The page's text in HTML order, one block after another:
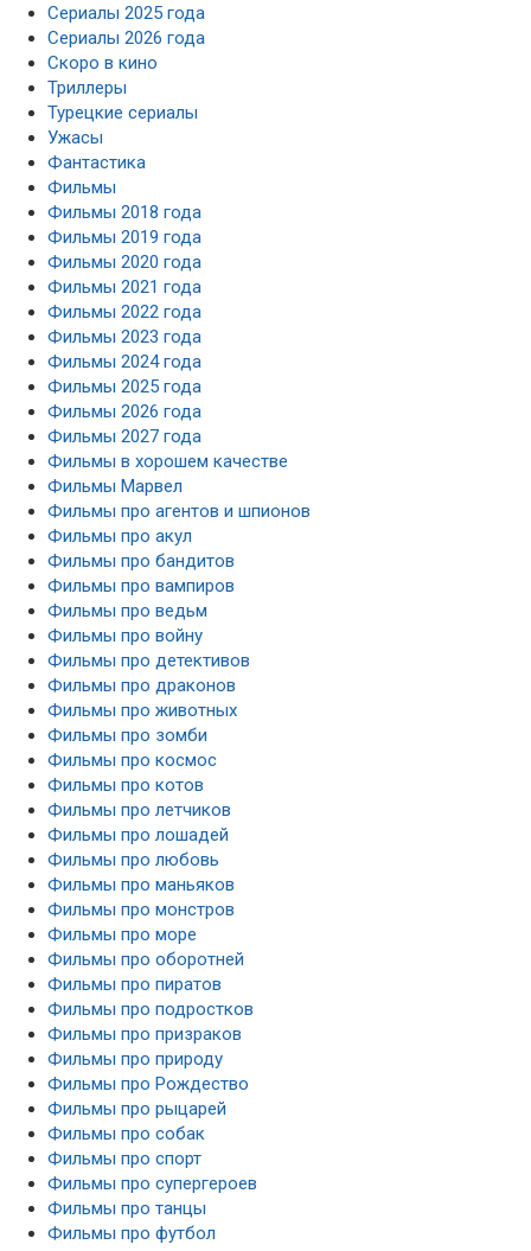
Сериалы 2025 года
Сериалы 2026 года
Скоро в кино
Триллеры
Турецкие сериалы
Ужасы
Фантастика
Фильмы
Фильмы 2018 года
Фильмы 2019 года
Фильмы 2020 года
Фильмы 2021 года
Фильмы 2022 года
Фильмы 2023 года
Фильмы 2024 года
Фильмы 2025 года
Фильмы 2026 года
Фильмы 2027 года
Фильмы в хорошем качестве
Фильмы Марвел
Фильмы про агентов и шпионов
Фильмы про акул
Фильмы про бандитов
Фильмы про вампиров
Фильмы про ведьм
Фильмы про войну
Фильмы про детективов
Фильмы про драконов
Фильмы про животных
Фильмы про зомби
Фильмы про космос
Фильмы про котов
Фильмы про летчиков
Фильмы про лошадей
Фильмы про любовь
Фильмы про маньяков
Фильмы про монстров
Фильмы про море
Фильмы про оборотней
Фильмы про пиратов
Фильмы про подростков
Фильмы про призраков
Фильмы про природу
Фильмы про Рождество
Фильмы про рыцарей
Фильмы про собак
Фильмы про спорт
Фильмы про супергероев
Фильмы про танцы
Фильмы про футбол